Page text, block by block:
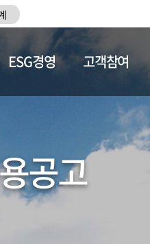
채용
ESG경영 고객참여
공고